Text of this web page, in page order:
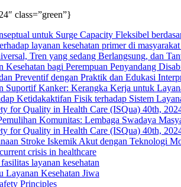
class=”green”}
untuk Surge Capacity Fleksibel
layanan kesehatan primer di masyarakat
Tren yang sedang Berlangsung, dan
Kesehatan bagi Perempuan Penyandang
Preventif dengan Praktik dan Edukasi
Suportif Kanker: Kerangka Kerja untuk
Ketidakaktifan Fisik terhadap Sistem
for Quality in Health Care (ISQua) 40th,
Komunitas: Lembaga Swadaya
for Quality in Health Care (ISQua) 40th,
Stroke Iskemik Akut dengan Teknologi
crisis in healthcare
layanan kesehatan
Kesehatan Jiwa
Principles